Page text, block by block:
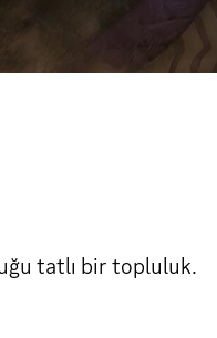
tatlı bir topluluk.